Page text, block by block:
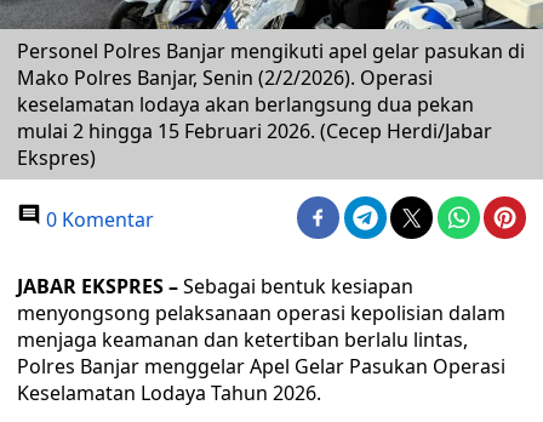
Personel Polres Banjar mengikuti apel gelar pasukan di
Mako Polres Banjar, Senin (2/2/2026). Operasi
keselamatan lodaya akan berlangsung dua pekan
mulai 2 hingga 15 Februari 2026. (Cecep Herdi/Jabar
Ekspres)
0 Komentar
JABAR EKSPRES –Sebagai bentuk kesiapan
menyongsong pelaksanaan operasi kepolisian dalam
menjaga keamanan dan ketertiban berlalu lintas,
Polres Banjar menggelar Apel Gelar Pasukan Operasi
Keselamatan Lodaya Tahun 2026.